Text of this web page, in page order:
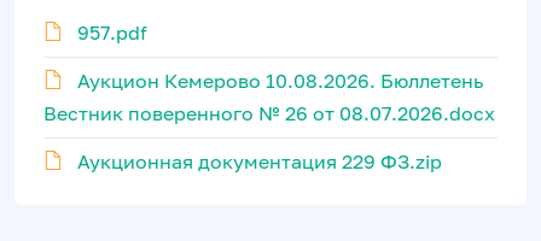
957.pdf
Аукцион Кемерово 10.08.2026. Бюллетень
Вестник поверенного № 26 от 08.07.2026.docx
Аукционная документация 229 ФЗ.zip